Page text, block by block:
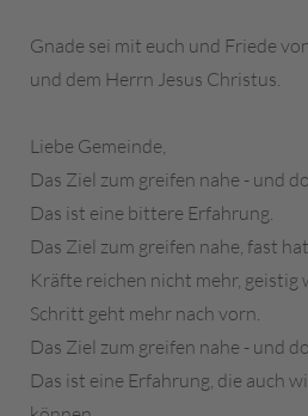
Gnade sei mit euch und Friede
und dem Herrn Jesus Christus.
Liebe Gemeinde,
Das Ziel zum greifen nahe - und
Das ist eine bittere Erfahrung.
Das Ziel zum greifen nahe, fast
Kräfte reichen nicht mehr, geistig
Schritt geht mehr nach vorn.
Das Ziel zum greifen nahe - und
Das ist eine Erfahrung, die auch